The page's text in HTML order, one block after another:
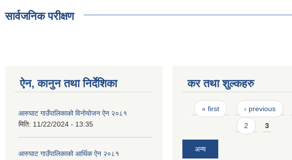
सार्वजनिक परीक्षण
ऐन, कानुन तथा निर्देशिका
आरुघाट गाउँपालिकाको विनोयोजन ऐन २०८१
मिति: 11/22/2024 - 13:35
आरुघाट गाउँपालिकाको आर्थिक ऐन २०८१
कर तथा शुल्कहरु
Pages
« first ‹ previous
2 3
अन्य